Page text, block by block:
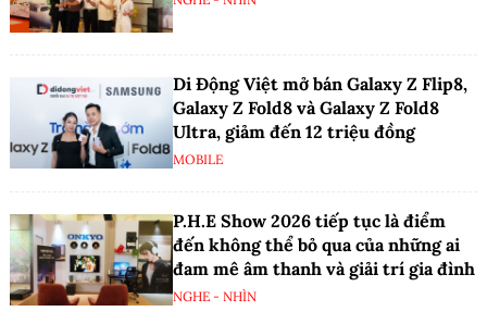
Di Động Việt mở bán Galaxy Z Flip8,
Galaxy Z Fold8 và Galaxy Z Fold8
Ultra, giảm đến 12 triệu đồng
MOBILE
P.H.E Show 2026 tiếp tục là điểm
đến không thể bỏ qua của những ai
đam mê âm thanh và giải trí gia đình
NGHE - NHÌN